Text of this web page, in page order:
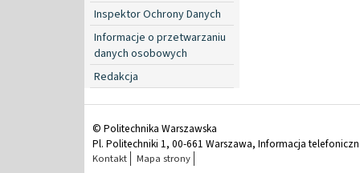
Inspektor Ochrony Danych
Informacje o przetwarzaniu
danych osobowych
Redakcja
© Politechnika Warszawska
Pl. Politechniki 1, 00-661 Warszawa, Informacja
Kontakt Mapa strony